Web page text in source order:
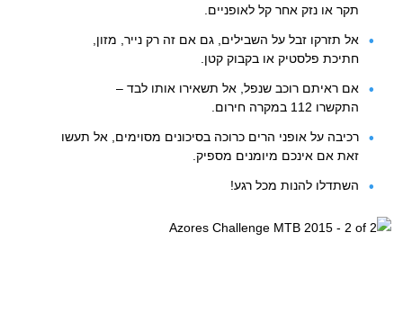
תקר או נזק אחר קל לאופניים.
אל תזרקו זבל על השבילים, גם אם זה רק נייר, מזון,
חתיכת פלסטיק או בקבוק קטן.
אם ראיתם רוכב שנפל, אל תשאירו אותו לבד –
התקשרו 112 במקרה חירום.
רכיבה על אופני הרים כרוכה בסיכונים מסוימים, אל תעשו
זאת אם אינכם מיומנים מספיק.
השתדלו להנות מכל רגע!